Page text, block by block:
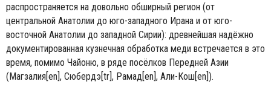
распространяется на довольно обширный регион (от
центральной Анатолии до юго-западного Ирана и от юго-
восточной Анатолии до западной Сирии): древнейшая надёжно
документированная кузнечная обработка меди встречается в это
время, помимо Чайоню, в ряде посёлков Передней Азии
(Магзалия[en], Сюбердэ[tr], Рамад[en], Али-Кош[en]).